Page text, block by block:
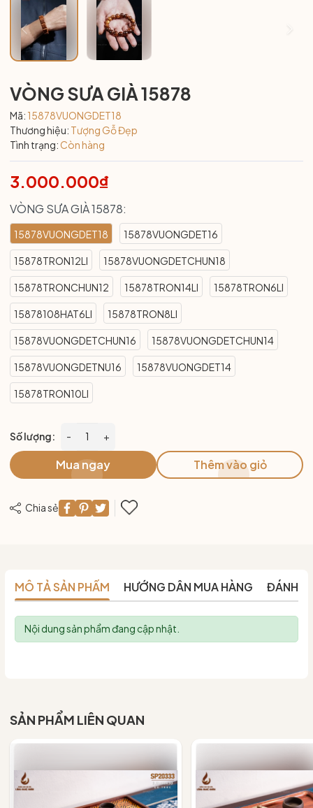
VÒNG SƯA GIÀ 15878
Mã: 15878VUONGDET18
Thương hiệu: Tượng Gỗ Đẹp
Tình trạng:Còn hàng
3.000.000₫
VÒNG SƯA GIÀ 15878:
15878VUONGDET18 15878VUONGDET16
15878TRON12LI 15878VUONGDETCHUN18
15878TRONCHUN12 15878TRON14LI 15878TRON6LI
15878108HAT6LI 15878TRON8LI
15878VUONGDETCHUN16 15878VUONGDETCHUN14
15878VUONGDETNU16 15878VUONGDET14
15878TRON10LI
Số lượng: - +
Mua ngay Thêm vào giỏ
Chia sẻ
MÔ TẢ SẢN PHẨM HƯỚNG DẪN MUA HÀNG ĐÁNH
Nội dung sản phẩm đang cập nhật.
SẢN PHẨM LIÊN QUAN